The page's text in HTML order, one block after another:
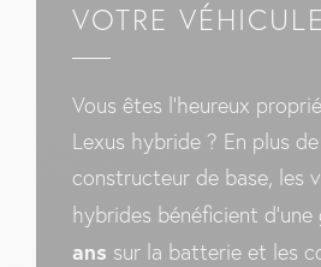
VOTRE
Vous êtes l’heureux
Lexus hybride ? En plus
constructeur de base, les
hybrides bénéficient
ans sur la batterie et les